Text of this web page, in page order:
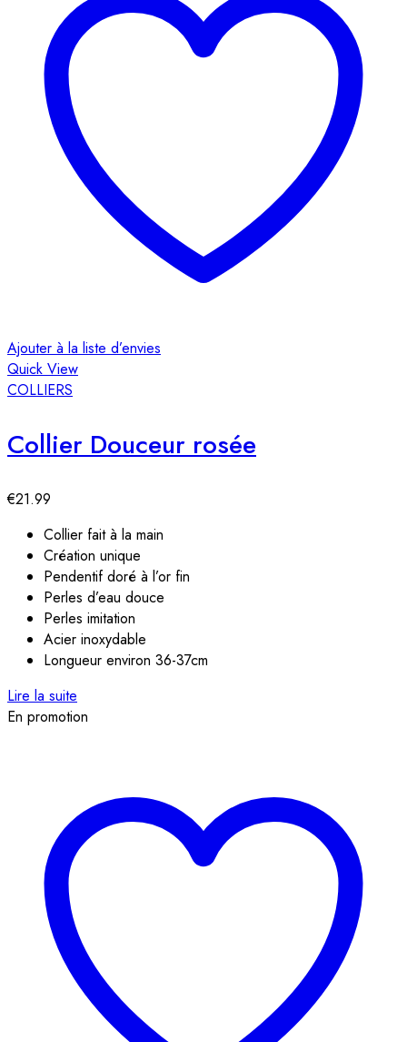
Ajouter à la liste d’envies
Quick View
COLLIERS
Collier Douceur rosée
€21.99
Collier fait à la main
Création unique
Pendentif doré à l’or fin
Perles d’eau douce
Perles imitation
Acier inoxydable
Longueur environ 36-37cm
Lire la suite
En promotion